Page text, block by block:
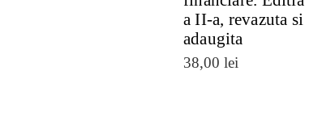
a II-a, revazuta si
adaugita
38,00 lei